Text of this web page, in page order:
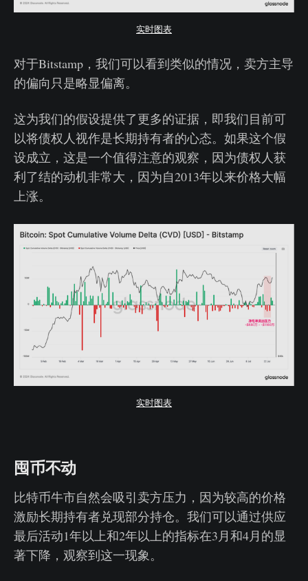
实时图表
对于Bitstamp，我们可以看到类似的情况，卖方主导
的偏向只是略显偏离。
这为我们的假设提供了更多的证据，即我们目前可
以将债权人视作是长期持有者的心态。如果这个假
设成立，这是一个值得注意的观察，因为债权人获
利了结的动机非常大，因为自2013年以来价格大幅
上涨。
实时图表
囤币不动
比特币牛市自然会吸引卖方压力，因为较高的价格
激励长期持有者兑现部分持仓。我们可以通过供应
最后活动1年以上和2年以上的指标在3月和4月的显
著下降，观察到这一现象。